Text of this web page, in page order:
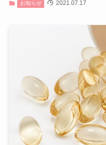
お知らせ 2021.07.17